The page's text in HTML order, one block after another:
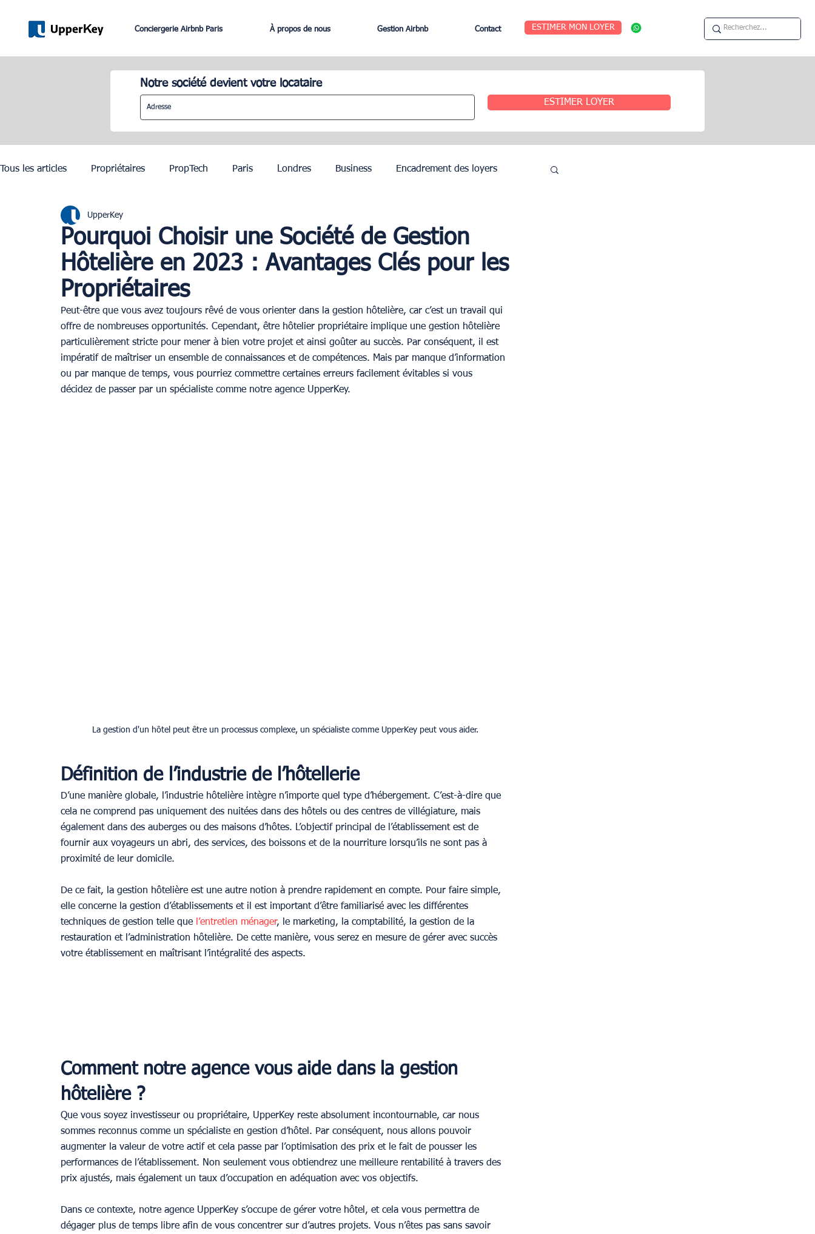
Conciergerie Airbnb Paris À propos de nous Gestion Airbnb Contact ESTIMER MON LOYER
Notre société devient votre locataire
ESTIMER LOYER
Tous les articles Propriétaires PropTech Paris Londres Business Encadrement des loyers
Dubai
JO Paris 2024 Investissement Immobilier Zurich Geneva Saint-Tropez Côte d’Azur Nice
Provence
Pourquoi Choisir une Société de Gestion
Hôtelière en 2023 : Avantages Clés pour les
Propriétaires
UpperKey
Peut-être que vous avez toujours rêvé de vous orienter dans la gestion hôtelière, car c’est un travail qui
offre de nombreuses opportunités. Cependant, être hôtelier propriétaire implique une gestion hôtelière
particulièrement stricte pour mener à bien votre projet et ainsi goûter au succès. Par conséquent, il est
impératif de maîtriser un ensemble de connaissances et de compétences. Mais par manque d’information
ou par manque de temps, vous pourriez commettre certaines erreurs facilement évitables si vous
décidez de passer par un spécialiste comme notre agence UpperKey.
La gestion d'un hôtel peut être un processus complexe, un spécialiste comme UpperKey peut vous aider.
Définition de l’industrie de l’hôtellerie
D’une manière globale, l’industrie hôtelière intègre n’importe quel type d’hébergement. C’est-à-dire que
cela ne comprend pas uniquement des nuitées dans des hôtels ou des centres de villégiature, mais
également dans des auberges ou des maisons d’hôtes. L’objectif principal de l’établissement est de
fournir aux voyageurs un abri, des services, des boissons et de la nourriture lorsqu’ils ne sont pas à
proximité de leur domicile.
De ce fait, la gestion hôtelière est une autre notion à prendre rapidement en compte. Pour faire simple,
elle concerne la gestion d’établissements et il est important d’être familiarisé avec les différentes
techniques de gestion telle que
l’entretien ménager, le marketing, la comptabilité, la gestion de la
restauration et l’administration hôtelière. De cette manière, vous serez en mesure de gérer avec succès
votre établissement en maîtrisant l’intégralité des aspects.
Comment notre agence vous aide dans la gestion
hôtelière ?
Que vous soyez investisseur ou propriétaire, UpperKey reste absolument incontournable, car nous
sommes reconnus comme un spécialiste en gestion d’hôtel. Par conséquent, nous allons pouvoir
augmenter la valeur de votre actif et cela passe par l’optimisation des prix et le fait de pousser les
performances de l’établissement. Non seulement vous obtiendrez une meilleure rentabilité à travers des
prix ajustés, mais également un taux d’occupation en adéquation avec vos objectifs.
Dans ce contexte, notre agence UpperKey s’occupe de gérer votre hôtel, et cela vous permettra de
dégager plus de temps libre afin de vous concentrer sur d’autres projets. Vous n’êtes pas sans savoir